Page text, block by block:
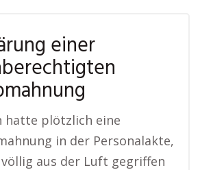
einer
hatte plötzlich eine
in der Personalakte,
aus der Luft gegriffen